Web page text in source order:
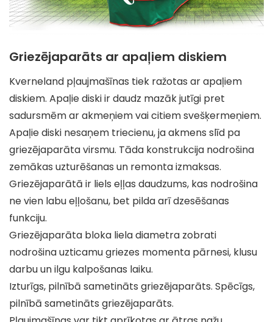
Griezējaparāts ar apaļiem diskiem
Kverneland pļaujmašīnas tiek ražotas ar apaļiem
diskiem. Apaļie diski ir daudz mazāk jutīgi pret
sadursmēm ar akmeņiem vai citiem svešķermeņiem.
Apaļie diski nesaņem triecienu, ja akmens slīd pa
griezējaparāta virsmu. Tāda konstrukcija nodrošina
zemākas uzturēšanas un remonta izmaksas.
Griezējaparātā ir liels eļļas daudzums, kas nodrošina
ne vien labu eļļošanu, bet pilda arī dzesēšanas
funkciju.
Griezējaparāta bloka liela diametra zobrati
nodrošina uzticamu griezes momenta pārnesi, klusu
darbu un ilgu kalpošanas laiku.
Izturīgs, pilnībā sametināts griezējaparāts. Spēcīgs,
pilnībā sametināts griezējaparāts.